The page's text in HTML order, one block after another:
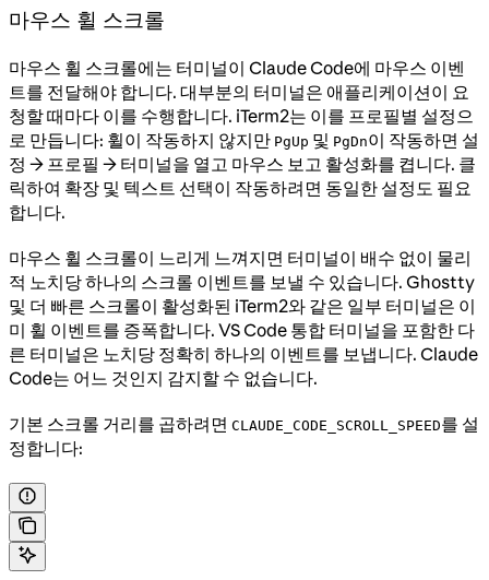
마우스 휠 스크롤
마우스 휠 스크롤에는 터미널이 Claude Code에 마우스 이벤
트를 전달해야 합니다. 대부분의 터미널은 애플리케이션이 요
청할 때마다 이를 수행합니다. iTerm2는 이를 프로필별 설정으
로 만듭니다: 휠이 작동하지 않지만 PgUp 및 PgDn이 작동하면 설
정 → 프로필 → 터미널을 열고 마우스 보고 활성화를 켭니다. 클
릭하여 확장 및 텍스트 선택이 작동하려면 동일한 설정도 필요
합니다.
마우스 휠 스크롤이 느리게 느껴지면 터미널이 배수 없이 물리
적 노치당 하나의 스크롤 이벤트를 보낼 수 있습니다. Ghostty
및 더 빠른 스크롤이 활성화된 iTerm2와 같은 일부 터미널은 이
미 휠 이벤트를 증폭합니다. VS Code 통합 터미널을 포함한 다
른 터미널은 노치당 정확히 하나의 이벤트를 보냅니다. Claude
Code는 어느 것인지 감지할 수 없습니다.
기본 스크롤 거리를 곱하려면 CLAUDE_CODE_SCROLL_SPEED를 설
정합니다: